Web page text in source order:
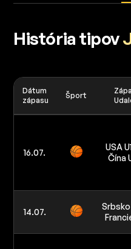
História tipov
Dátum
zápasu
Šport
16.07.
USA
Čína
14.07.